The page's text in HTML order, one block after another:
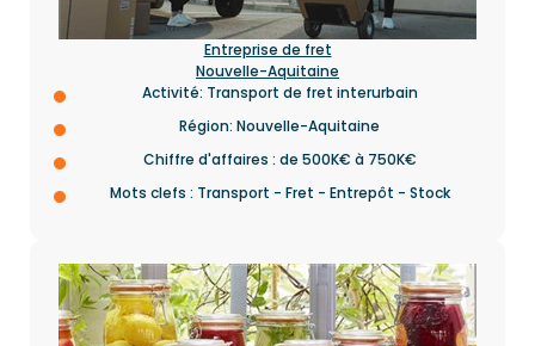
Entreprise de fret
Nouvelle-Aquitaine
Activité: Transport de fret interurbain
Région: Nouvelle-Aquitaine
Chiffre d'affaires : de 500K€ à 750K€
Mots clefs : Transport - Fret - Entrepôt - Stock